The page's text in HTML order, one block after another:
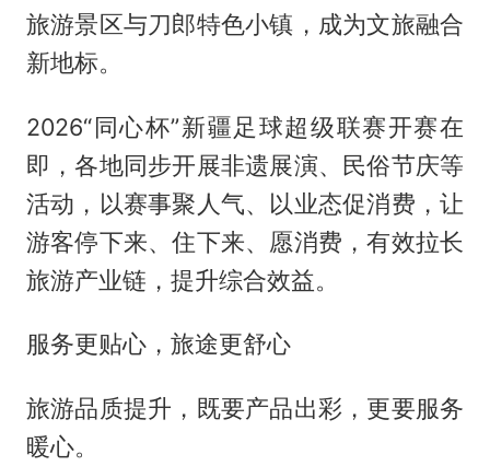
旅游景区与刀郎特色小镇，成为文旅融合
新地标。
2026“同心杯”新疆足球超级联赛开赛在
即，各地同步开展非遗展演、民俗节庆等
活动，以赛事聚人气、以业态促消费，让
游客停下来、住下来、愿消费，有效拉长
旅游产业链，提升综合效益。
服务更贴心，旅途更舒心
旅游品质提升，既要产品出彩，更要服务
暖心。